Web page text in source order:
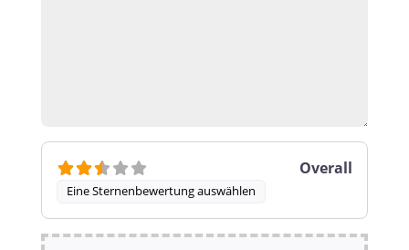
Eine Sternenbewertung auswählen
Overall